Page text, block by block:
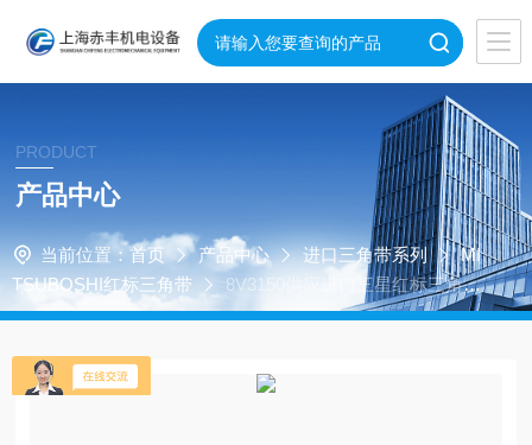
PRODUCT
产品中心
当前位置： 首页 产品中心 进口三角带系列
MI
TSUBOSHI红标三角带
8V3150供应进口三星红标三角带
8V3150耐高温三角带8V3150空调机皮带价格